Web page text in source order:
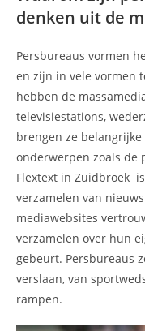
denken uit de
Persbureaus vormen
en zijn in vele vormen
hebben de
televisiestations,
brengen ze
onderwerpen zoals de
Flextext in Zuidbroek
verzamelen van
mediawebsites
verzamelen over hun
gebeurt. Persbureaus
verslaan, van
rampen.